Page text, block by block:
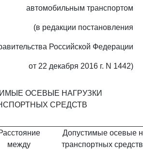
автомобильным транспортом
(в редакции постановления
Российской Федерации
от 22 декабря 2016 г. N 1442)
ОСЕВЫЕ НАГРУЗКИ
СРЕДСТВ
между
Допустимые осевые
транспортных